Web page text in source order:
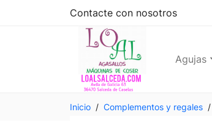
Contacte con nosotros
Agujas
Inicio Complementos y regales